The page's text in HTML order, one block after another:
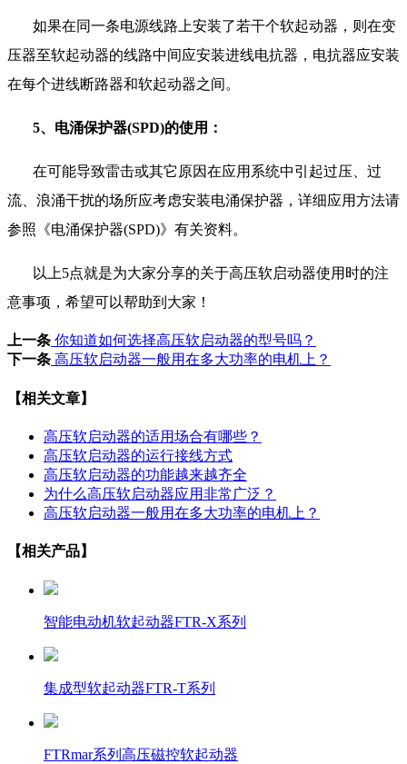
如果在同一条电源线路上安装了若干个软起动器，则在变
压器至软起动器的线路中间应安装进线电抗器，电抗器应安装
在每个进线断路器和软起动器之间。
5、电涌保护器(SPD)的使用：
在可能导致雷击或其它原因在应用系统中引起过压、过
流、浪涌干扰的场所应考虑安装电涌保护器，详细应用方法请
参照《电涌保护器(SPD)》有关资料。
以上5点就是为大家分享的关于高压软启动器使用时的注
意事项，希望可以帮助到大家！
上一条 你知道如何选择高压软启动器的型号吗？
下一条 高压软启动器一般用在多大功率的电机上？
【相关文章】
高压软启动器的适用场合有哪些？
高压软启动器的运行接线方式
高压软启动器的功能越来越齐全
为什么高压软启动器应用非常广泛？
高压软启动器一般用在多大功率的电机上？
【相关产品】
智能电动机软起动器FTR-X系列
集成型软起动器FTR-T系列
FTRmar系列高压磁控软起动器